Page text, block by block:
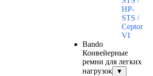
HP-
STS /
Ceptor
VI
Bando
Конвейерные
ремни для легких
нагрузок
▼